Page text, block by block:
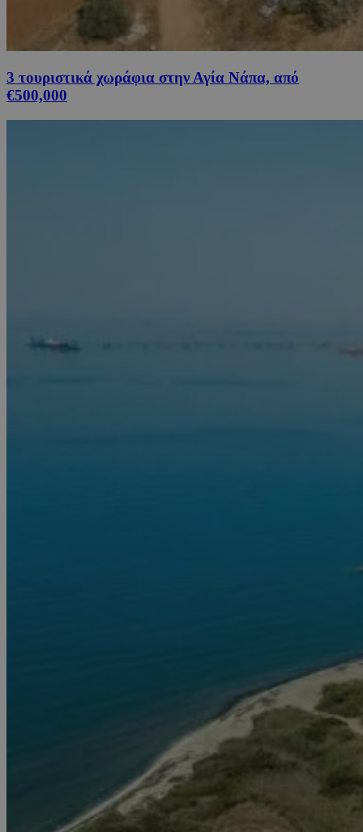
3 τουριστικά χωράφια στην Αγία Νάπα, από
€500,000